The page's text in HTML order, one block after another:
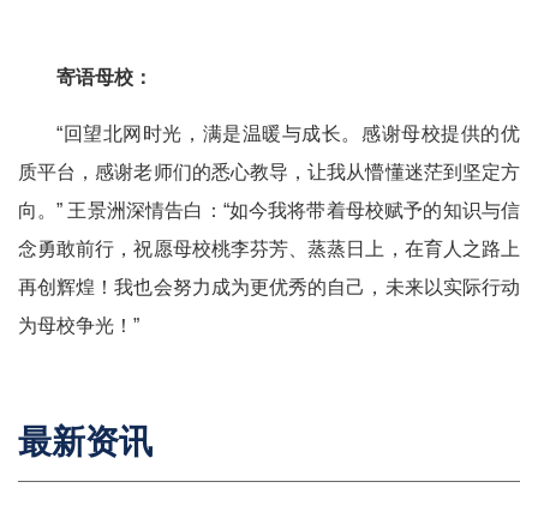
寄语母校：
“回望北网时光，满是温暖与成长。感谢母校提供的优
质平台，感谢老师们的悉心教导，让我从懵懂迷茫到坚定方
向。” 王景洲深情告白： “如今我将带着母校赋予的知识与信
念勇敢前行，祝愿母校桃李芬芳、蒸蒸日上，在育人之路上
再创辉煌！我也会努力成为更优秀的自己，未来以实际行动
为母校争光！ ”
最新资讯